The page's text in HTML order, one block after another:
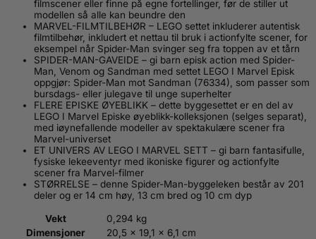
filmscener eller finne på egne fortellinger, før de stiller ut
modellen så alle kan beundre den
MARVEL-FILMTILBEHØR – LEGO settet inkluderer autentisk
filmtilbehør, inkludert et nettau til bruk i actionfylte scener, for
eksempel når Spider-Man svinger seg fra toppen av et tårn
SPIDER-MAN-GAVEIDE – gi barn episk action med Spider-
Man, Venom og Sandman med settet LEGO ǀ Marvel Episk
oppgjør: Spider-Man mot Sandman (76334), som passer som
bursdags- eller julegave til unge superhelter
FLERE EPISKE ØYEBLIKK – dette byggesettet er en del av
LEGO ǀ Marvel Episke øyeblikk-kolleksjonen (selges separat),
med iøynefallende modeller av spektakulære scener fra
Marvel-universet
ET UNIVERS AV LEGO ǀ MARVEL SETT – gi barn fantasifulle,
fysiske lekeeventyr med ikoniske figurer og actionfylte
scener fra Marvel-filmer
STØRRELSE – denne Spider-Man-byggeleken består av 201
deler og er 14 cm høy, 13 cm bred og 10 cm dyp
Vekt
0,294 kg
Dimensjoner
20,5 × 19,1 × 6,1 cm